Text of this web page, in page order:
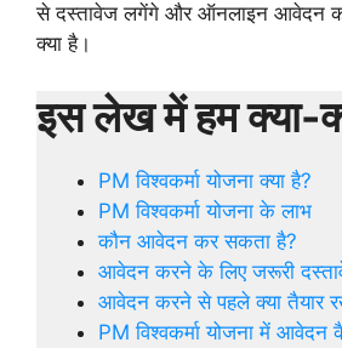
से दस्तावेज लगेंगे और ऑनलाइन आवेदन
क्या है।
इस लेख में हम क्या-
PM विश्वकर्मा योजना क्या है?
PM विश्वकर्मा योजना के लाभ
कौन आवेदन कर सकता है?
आवेदन करने के लिए जरूरी
आवेदन करने से पहले क्या तैयार
PM विश्वकर्मा योजना में